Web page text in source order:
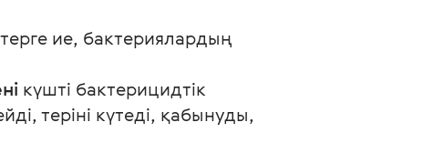
ие, бактериялардың
күшті бактерицидтік
теріні күтеді, қабынуды,